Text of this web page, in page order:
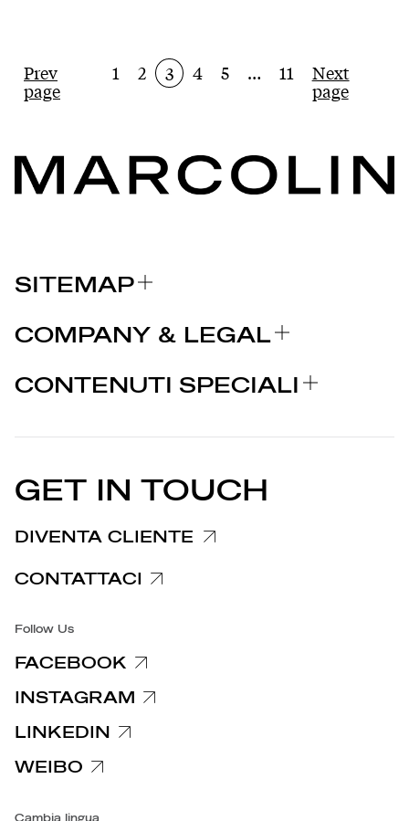
Prev
page
1 2 3 4 5 … 11 Next
page
SITEMAP
BRAND
COMUNICATI STAMPA
COMPANY & LEGAL
Note legali
Informativa reclami
Accessibilità
CONTENUTI SPECIALI
EU DECLARATION OF
COMUNICATI STAMPA
GET IN TOUCH
DIVENTA CLIENTE
CONTATTACI
Follow Us
FACEBOOK
INSTAGRAM
LINKEDIN
WEIBO
Cambia lingua